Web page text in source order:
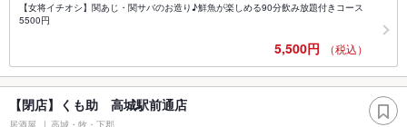
【女将イチオシ】関あじ・関サバのお造り♪鮮魚が楽しめる90分飲み放題付きコース
5500円
5,500円 （税込）
【閉店】くも助 高城駅前通店